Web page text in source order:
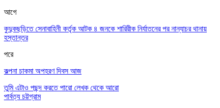
আগে
কুদুকছড়িতে সেনাবাহিনী কর্তৃক আটক ৪ জনকে শারিরীক নির্যাতনের পর নান্যাচর থানায়
হস্তান্তর
পরে
কল্পনা চাকমা অপহরণ দিবস আজ
তুমি এটাও পছন্দ করতে পারো লেখক থেকে আরো
পার্বত্য চট্টগ্রাম